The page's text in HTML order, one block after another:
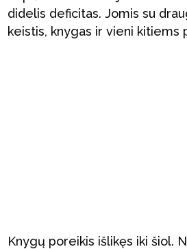
didelis deficitas. Jomis su
keistis, knygas ir vieni kitiems
Knygų poreikis išlikęs iki šiol.